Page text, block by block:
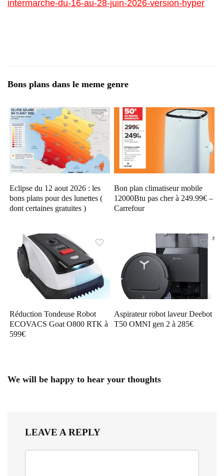
intermarche-du-16-au-28-juin-2026-version-hyper
Bons plans dans le meme genre
Eclipse du 12 aout 2026 : les
bons plans pour des lunettes (
dont certaines gratuites )
Bon plan climatiseur mobile
12000Btu pas cher à 249.99€ –
Carrefour
Réduction Tondeuse Robot
ECOVACS Goat O800 RTK à
599€
Aspirateur robot laveur Deebot
T50 OMNI gen 2 à 285€
We will be happy to hear your thoughts
LEAVE A REPLY